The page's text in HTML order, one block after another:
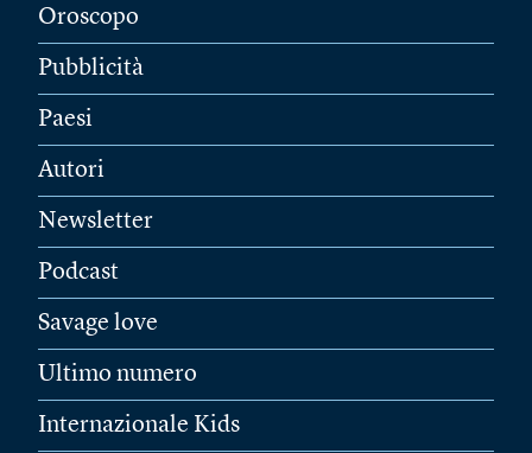
Oroscopo
Pubblicità
Paesi
Autori
Newsletter
Podcast
Savage love
Ultimo numero
Internazionale Kids